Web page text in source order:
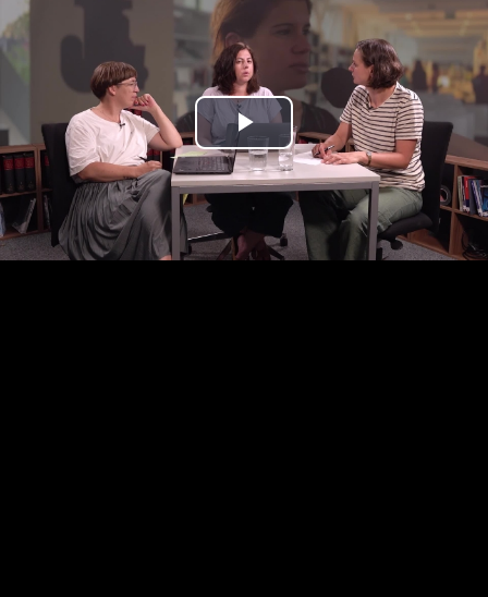
Play
Video